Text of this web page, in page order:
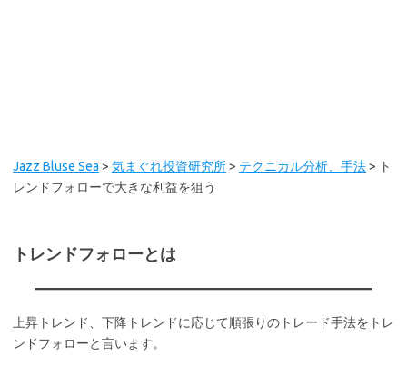
Jazz Bluse Sea > 気まぐれ投資研究所> テクニカル分析、手法> ト
レンドフォローで大きな利益を狙う
トレンドフォローとは
上昇トレンド、下降トレンドに応じて順張りのトレード手法をトレ
ンドフォローと言います。